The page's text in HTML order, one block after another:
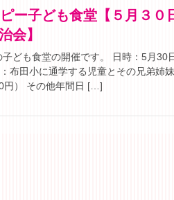
会】
ども食堂の開催です。 日時：5月30
布田小に通学する児童とその兄弟
円） その他年間日 […]